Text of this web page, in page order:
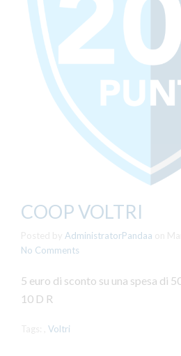
COOP VOLTRI
AdministratorPandaa
No Comments
5 euro di sconto su una spesa di
10 D R
Voltri